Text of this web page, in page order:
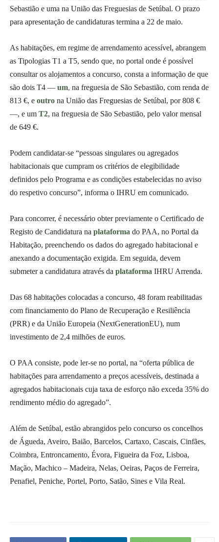
Sebastião e uma na União das Freguesias de Setúbal. O prazo
para apresentação de candidaturas termina a 22 de maio.
As habitações, em regime de arrendamento acessível, abrangem
as Tipologias T1 a T5, sendo que, no portal onde é possível
consultar os alojamentos a concurso, consta a informação de que
são dois T4 — um, na freguesia de São Sebastião, com renda de
813 €, e outro na União das Freguesias de Setúbal, por 808 €
—, e um T2, na freguesia de São Sebastião, pelo valor mensal
de 649 €.
Podem candidatar-se “pessoas singulares ou agregados
habitacionais que cumpram os critérios de elegibilidade
definidos pelo Programa e as condições estabelecidas no aviso
do respetivo concurso”, informa o IHRU em comunicado.
Para concorrer, é necessário obter previamente o Certificado de
Registo de Candidatura na plataforma do PAA, no Portal da
Habitação, preenchendo os dados do agregado habitacional e
anexando a documentação exigida. Em seguida, devem
submeter a candidatura através da plataforma IHRU Arrenda.
Das 68 habitações colocadas a concurso, 48 foram reabilitadas
com financiamento do Plano de Recuperação e Resiliência
(PRR) e da União Europeia (NextGenerationEU), num
investimento de 2,4 milhões de euros.
O PAA consiste, pode ler-se no portal, na “oferta pública de
habitações para arrendamento a preços acessíveis, destinada a
agregados habitacionais cuja taxa de esforço não exceda 35% do
rendimento médio do agregado”.
Além de Setúbal, estão abrangidos pelo concurso os concelhos
de Águeda, Aveiro, Baião, Barcelos, Cartaxo, Cascais, Cinfães,
Coimbra, Entroncamento, Évora, Figueira da Foz, Lisboa,
Mação, Machico – Madeira, Nelas, Oeiras, Paços de Ferreira,
Penafiel, Peniche, Portel, Porto, Satão, Sines e Vila Real.